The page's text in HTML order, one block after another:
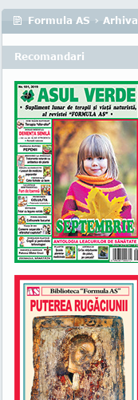
Formula AS › Arhiva
Recomandari